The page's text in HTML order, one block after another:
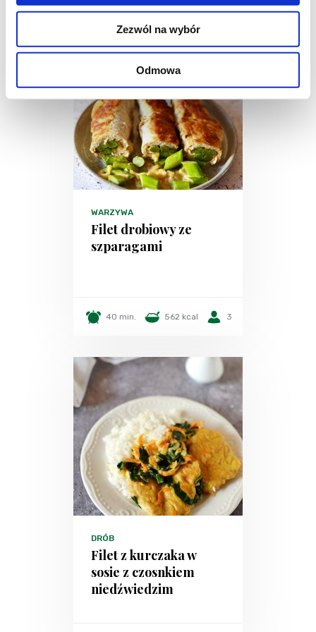
Zezwól na wybór
Odmowa
WARZYWA
Filet drobiowy ze
szparagami
40 min. 562 kcal 3
DRÓB
Filet z kurczaka w
sosie z czosnkiem
niedźwiedzim